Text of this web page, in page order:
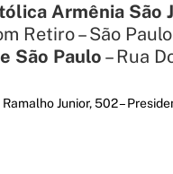
Armênia São
Retiro – São Paulo
São Paulo – Rua
Junior, 502 –